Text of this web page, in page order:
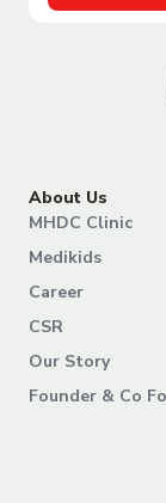
About Us
MHDC Clinic
Medikids
Career
CSR
Our Story
Founder & Co